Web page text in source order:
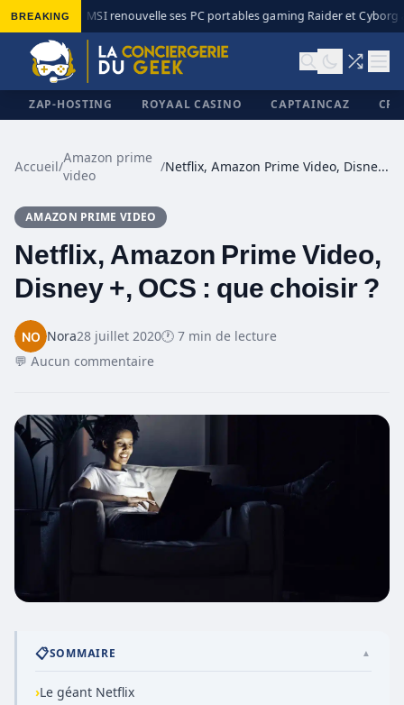
BREAKING◆ MSI renouvelle ses PC portables gaming Raider et Cyborg
ZAP-HOSTING ROYAAL CASINO CAPTAINCAZ
Accueil/
Amazon prime
video
/ Netflix, Amazon Prime Video, Disney +, OCS : que choisir ?
AMAZON PRIME VIDEO
Netflix, Amazon Prime Video,
Disney +, OCS : que choisir ?
Nora28 juillet 2020🕐 7 min de lecture
💬 Aucun commentaire
📋SOMMAIRE ▲
›Le géant Netflix